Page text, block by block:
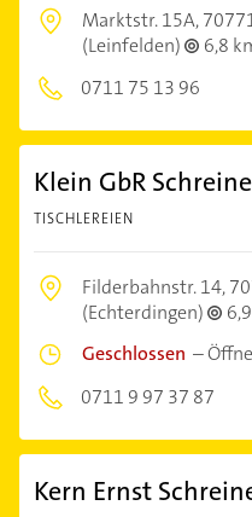
Marktstr. 15A,
(Leinfelden)
6,8
0711 75 13 96
Klein GbR
TISCHLEREIEN
Filderbahnstr. 14,
(Echterdingen)
Geschlossen –
0711 9 97 37 87
Kern Ernst